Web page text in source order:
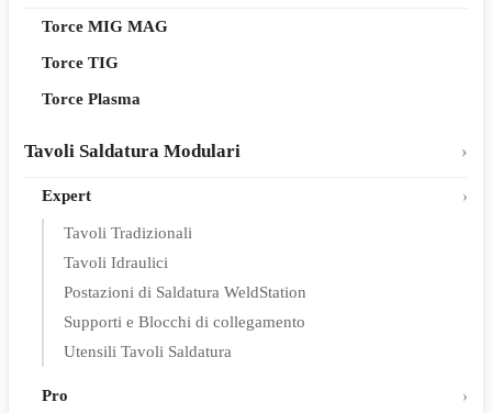
Torce MIG MAG
Torce TIG
Torce Plasma
Tavoli Saldatura Modulari
Expert
Tavoli Tradizionali
Tavoli Idraulici
Postazioni di Saldatura WeldStation
Supporti e Blocchi di collegamento
Utensili Tavoli Saldatura
Pro